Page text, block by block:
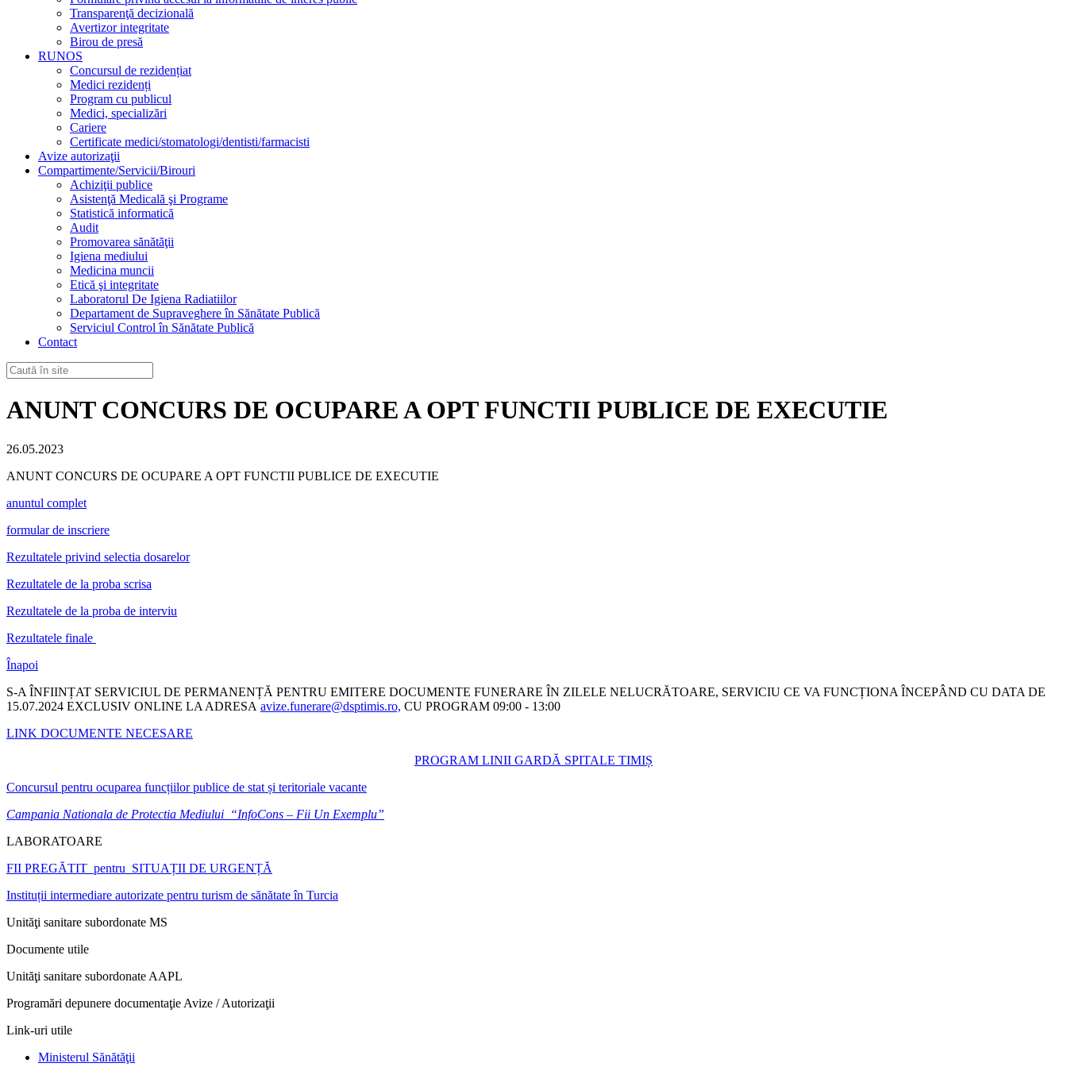
Transparenţă decizională
Avertizor integritate
Birou de presă
RUNOS
Concursul de rezidențiat
Medici rezidenți
Program cu publicul
Medici, specializări
Cariere
Certificate medici/stomatologi/dentisti/farmacisti
Avize autorizaţii
Compartimente/Servicii/Birouri
Achiziţii publice
Asistenţă Medicală şi Programe
Statistică informatică
Audit
Promovarea sănătăţii
Igiena mediului
Medicina muncii
Etică şi integritate
Laboratorul De Igiena Radiatiilor
Departament de Supraveghere în Sănătate Publică
Serviciul Control în Sănătate Publică
Contact
ANUNT CONCURS DE OCUPARE A OPT FUNCTII PUBLICE DE EXECUTIE
26.05.2023
ANUNT CONCURS DE OCUPARE A OPT FUNCTII PUBLICE DE EXECUTIE
anuntul complet
formular de inscriere
Rezultatele privind selectia dosarelor
Rezultatele de la proba scrisa
Rezultatele de la proba de interviu
Rezultatele finale
Înapoi
S-A ÎNFIINȚAT SERVICIUL DE PERMANENȚĂ PENTRU EMITERE DOCUMENTE FUNERARE ÎN ZILELE NELUCRĂTOARE, SERVICIU CE VA FUNCȚIONA ÎNCEPÂND CU DATA DE
15.07.2024 EXCLUSIV ONLINE LA ADRESA avize.funerare@dsptimis.ro, CU PROGRAM 09:00 - 13:00
LINK DOCUMENTE NECESARE
PROGRAM LINII GARDĂ SPITALE TIMIȘ
Concursul pentru ocuparea funcțiilor publice de stat și teritoriale vacante
Campania Nationala de Protectia Mediului “InfoCons – Fii Un Exemplu”
LABORATOARE
FII PREGĂTIT pentru SITUAȚII DE URGENȚĂ
Instituții intermediare autorizate pentru turism de sănătate în Turcia
Unităţi sanitare subordonate MS
Documente utile
Unităţi sanitare subordonate AAPL
Programări depunere documentaţie Avize / Autorizaţii
Link-uri utile
Ministerul Sănătăţii